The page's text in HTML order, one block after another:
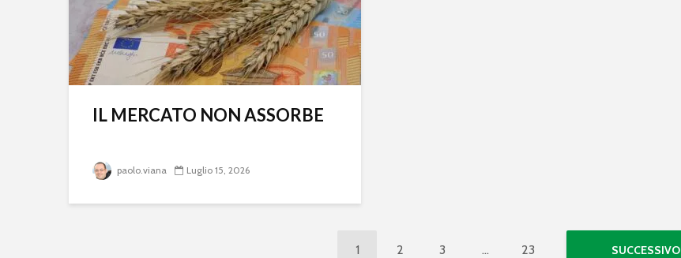
IL MERCATO NON ASSORBE
paolo.viana Luglio 15, 2026
1 2 3 … 23 SUCCESSIVO